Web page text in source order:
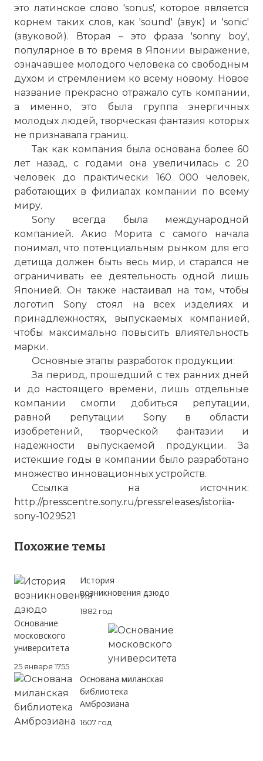
это латинское слово 'sonus', которое является
корнем таких слов, как 'sound' (звук) и 'sonic'
(звуковой). Вторая – это фраза 'sonny boy',
популярное в то время в Японии выражение,
означавшее молодого человека со свободным
духом и стремлением ко всему новому. Новое
название прекрасно отражало суть компании,
а именно, это была группа энергичных
молодых людей, творческая фантазия которых
не признавала границ.
Так как компания была основана более 60
лет назад, с годами она увеличилась с 20
человек до практически 160 000 человек,
работающих в филиалах компании по всему
миру.
Sony всегда была международной
компанией. Акио Морита с самого начала
понимал, что потенциальным рынком для его
детища должен быть весь мир, и старался не
ограничивать ее деятельность одной лишь
Японией. Он также настаивал на том, чтобы
логотип Sony стоял на всех изделиях и
принадлежностях, выпускаемых компанией,
чтобы максимально повысить влиятельность
марки.
Основные этапы разработок продукции:
За период, прошедший с тех ранних дней
и до настоящего времени, лишь отдельные
компании смогли добиться репутации,
равной репутации Sony в области
изобретений, творческой фантазии и
надежности выпускаемой продукции. За
истекшие годы в компании было разработано
множество инновационных устройств.
Ссылка на источник:
http://presscentre.sony.ru/pressreleases/istoriia-
sony-1029521
Похожие темы
История
возникновения дзюдо
1882 год
Основание
московского
университета
25 января 1755
Основана миланская
библиотека
Амброзиана
1607 год